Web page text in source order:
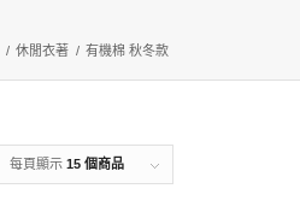
/ 休閒衣著 / 有機棉 秋冬款
Click
每頁顯示 15 個商品